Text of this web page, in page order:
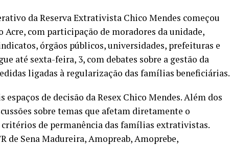
da Reserva Extrativista Chico Mendes começou
com participação de moradores da unidade,
órgãos públicos, universidades, prefeituras e
até sexta-feira, 3, com debates sobre a gestão da
ligadas à regularização das famílias beneficiárias.
de decisão da Resex Chico Mendes. Além dos
sobre temas que afetam diretamente o
de permanência das famílias extrativistas.
de Sena Madureira, Amopreab, Amoprebe,